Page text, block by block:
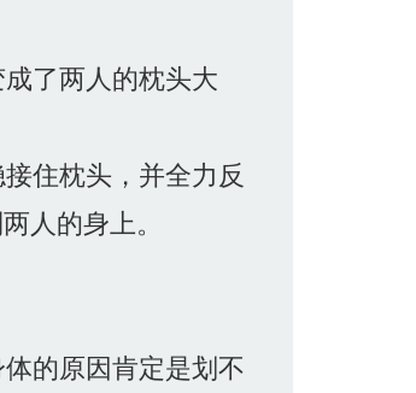
了两人的枕头大
住枕头，并全力反
人的身上。
的原因肯定是划不